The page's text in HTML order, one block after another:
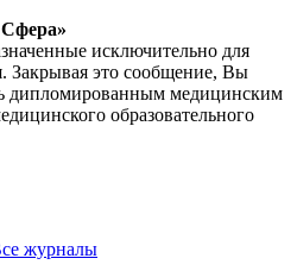
исключительно для
Закрывая это сообщение, Вы
дипломированным медицинским
образовательного
журналы